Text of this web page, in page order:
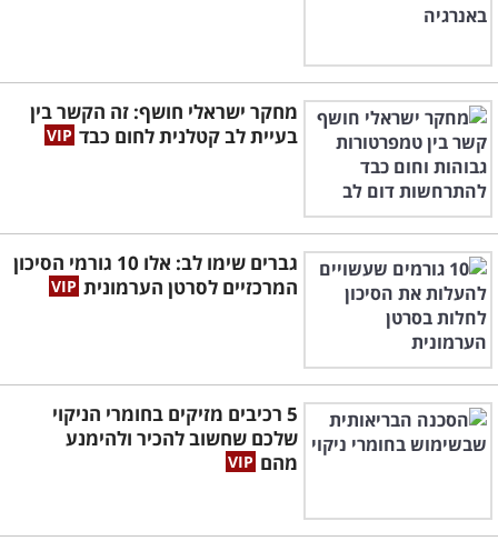
מחקר ישראלי חושף: זה הקשר בין
בעיית לב קטלנית לחום כבד
גברים שימו לב: אלו 10 גורמי הסיכון
המרכזיים לסרטן הערמונית
5 רכיבים מזיקים בחומרי הניקוי
שלכם שחשוב להכיר ולהימנע
מהם